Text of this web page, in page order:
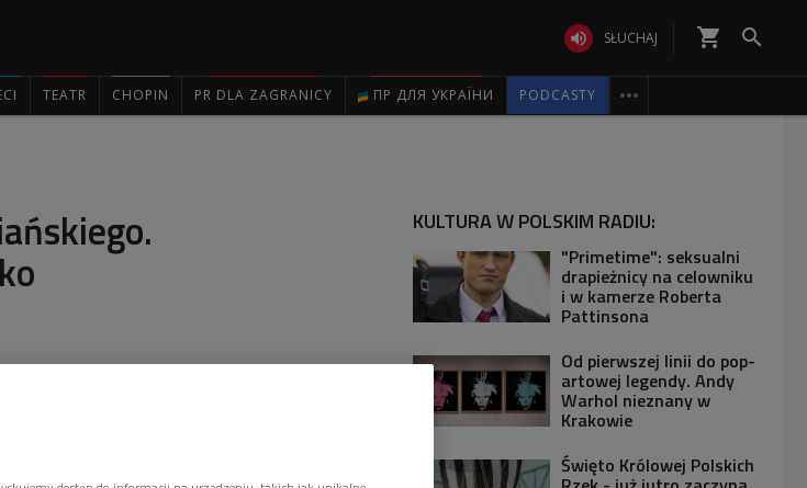
 SŁUCHAJ shopping_cart 
TEATR CHOPIN PR DLA ZAGRANICY ПР ДЛЯ УКРАЇНИ PODCASTY 
wysłuchania radiowej adaptacji
Wawrzyńca
i Przemysław Bluszcz.
KULTURA W POLSKIM RADIU:
"Primetime": seksualni
drapieżnicy na celowniku
i w kamerze Roberta
Pattinsona
Od pierwszej linii do pop-
artowej legendy. Andy
Warhol nieznany w
Krakowie
Święto Królowej Polskich